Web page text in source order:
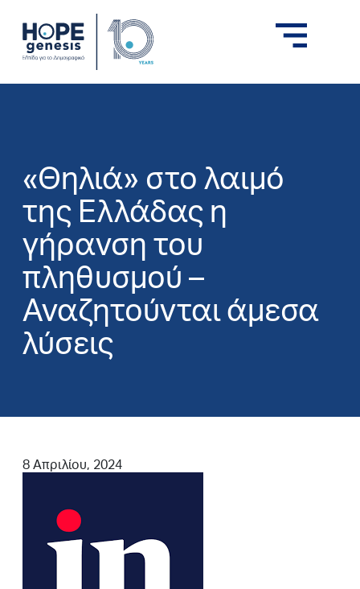
«Θηλιά» στο λαιμό
της Ελλάδας η
γήρανση του
πληθυσμού –
Αναζητούνται άμεσα
λύσεις
8 Απριλίου, 2024